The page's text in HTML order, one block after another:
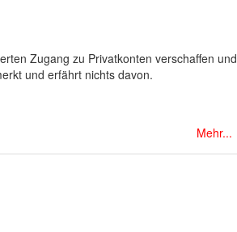
Zugang zu Privatkonten verschaffen und
und erfährt nichts davon.
Mehr...